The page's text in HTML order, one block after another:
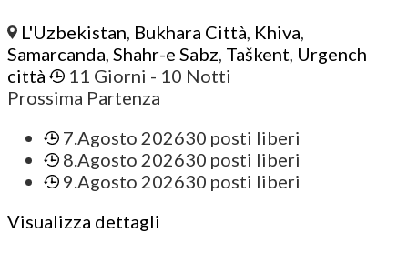
L'Uzbekistan, Bukhara Città, Khiva,
Samarcanda, Shahr-e Sabz, Taškent, Urgench
città
11 Giorni - 10 Notti
Prossima Partenza
7.Agosto 202630 posti liberi
8.Agosto 202630 posti liberi
9.Agosto 202630 posti liberi
Visualizza dettagli